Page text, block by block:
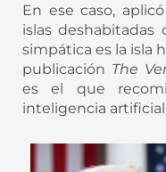
En ese caso,
islas deshabitadas
simpática es la isla
publicación The
es el que
inteligencia